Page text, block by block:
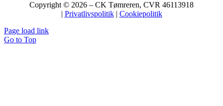
Copyright © 2026 – CK Tømreren, CVR 46113918
| Privatlivspolitik| Cookiepolitik
Page load link
Go to Top